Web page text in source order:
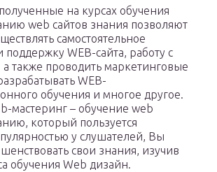
на курсах обучения
web сайтов знания позволяют
самостоятельное
WEB-сайта, работу с
также проводить маркетинговые
WEB-
обучения и многое другое.
мастеринг – обучение web
который пользуется
у слушателей, Вы
свои знания, изучив
обучения Web дизайн.